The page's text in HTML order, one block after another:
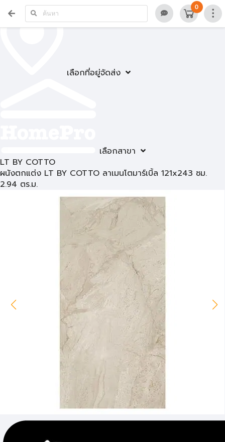
เลือกที่อยู่จัดส่ง
เลือกสาขา
0
LT BY COTTO
ผนังตกแต่ง LT BY COTTO ลาเมนโตมาร์เบิ้ล 121x243 ซม.
2.94 ตร.ม.